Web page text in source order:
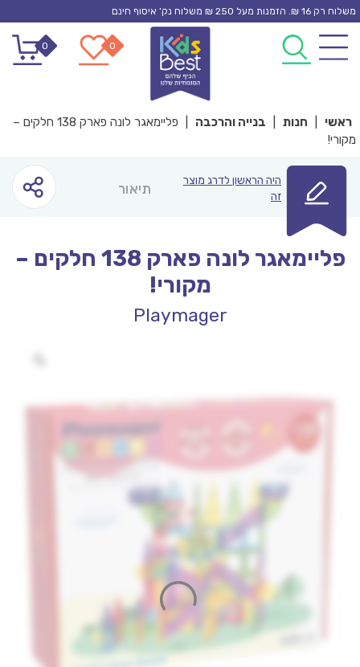
Skip
content
משלוח רק 16 ₪. הזמנות מעל 250 ₪ משלוח נק’ איסוף חינם
0
0
ראשי חנות בנייה והרכבה
פליימאגר לונה פארק 138 חלקים –
מקורי!
היה הראשון לדרג מוצר
זה
תיאור
פליימאגר לונה פארק 138 חלקים –
מקורי!
Playmager